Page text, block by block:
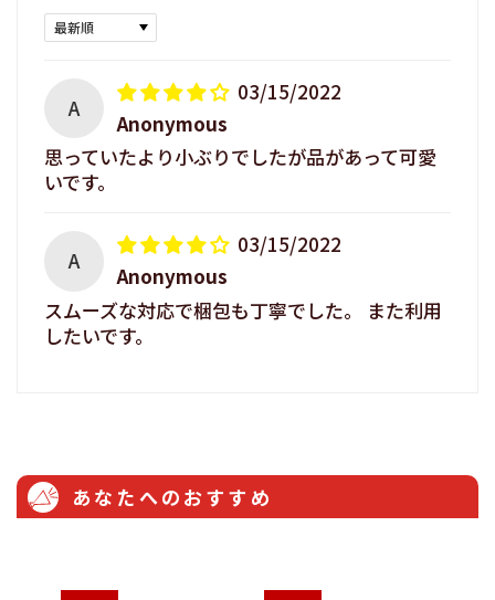
Sort by
A
03/15/2022
Anonymous
思っていたより小ぶりでしたが品があって可愛
いです。
A
03/15/2022
Anonymous
スムーズな対応で梱包も丁寧でした。 また利用
したいです。
あなたへのおすすめ